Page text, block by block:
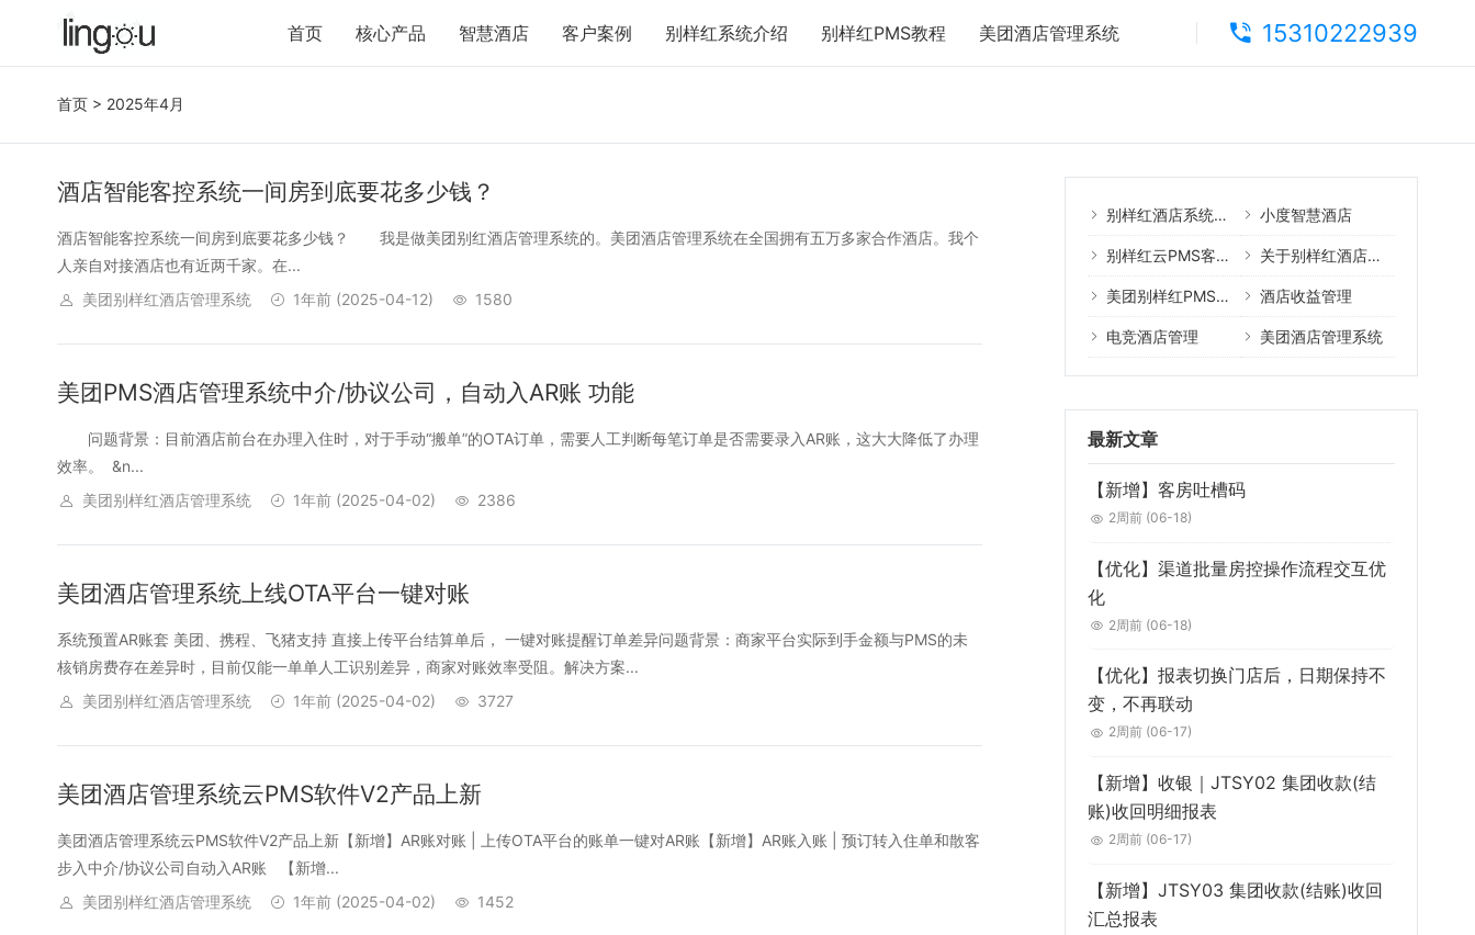
15310222939
首页 核心产品 智慧酒店 客户案例 别样红系统介绍 别样红PMS教程 美团酒店管理系统
首页 > 2025年4月
酒店智能客控系统一间房到底要花多少钱？
酒店智能客控系统一间房到底要花多少钱？ 我是做美团别红酒店管理系统的。美团酒店管理系统在全国拥有五万多家合作酒店。我个
人亲自对接酒店也有近两千家。在...
美团别样红酒店管理系统
1年前 (2025-04-12) 1580
美团PMS酒店管理系统中介/协议公司，自动入AR账 功能
问题背景：目前酒店前台在办理入住时，对于手动“搬单”的OTA订单，需要人工判断每笔订单是否需要录入AR账，这大大降低了办理
效率。 &n...
美团别样红酒店管理系统
1年前 (2025-04-02) 2386
美团酒店管理系统上线OTA平台一键对账
系统预置AR账套 美团、携程、飞猪支持 直接上传平台结算单后， 一键对账提醒订单差异问题背景：商家平台实际到手金额与PMS的未
核销房费存在差异时，目前仅能一单单人工识别差异，商家对账效率受阻。解决方案...
美团别样红酒店管理系统
1年前 (2025-04-02) 3727
美团酒店管理系统云PMS软件V2产品上新
美团酒店管理系统云PMS软件V2产品上新【新增】AR账对账 | 上传OTA平台的账单一键对AR账【新增】AR账入账 | 预订转入住单和散客
步入中介/协议公司自动入AR账 【新增...
美团别样红酒店管理系统
1年前 (2025-04-02) 1452
别样红酒店系统核心产品 小度智慧酒店
别样红云PMS客户案例 关于别样红酒店管理系统
美团别样红PMS教程 酒店收益管理
电竞酒店管理 美团酒店管理系统
最新文章
【新增】客房吐槽码
2周前(06-18)
【优化】渠道批量房控操作流程交互优
化
2周前(06-18)
【优化】报表切换门店后，日期保持不
变，不再联动
2周前(06-17)
【新增】收银｜JTSY02 集团收款(结
账)收回明细报表
2周前(06-17)
【新增】JTSY03 集团收款(结账)收回
汇总报表